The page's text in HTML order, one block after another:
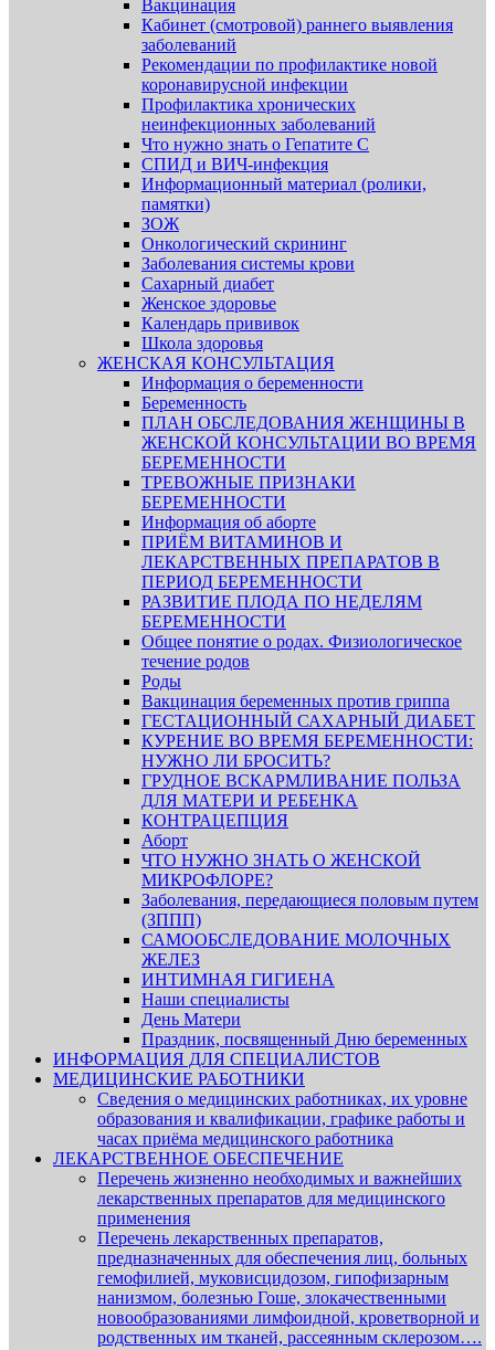
Вакцинация
Кабинет (смотровой) раннего выявления
заболеваний
Рекомендации по профилактике новой
коронавирусной инфекции
Профилактика хронических
неинфекционных заболеваний
Что нужно знать о Гепатите С
СПИД и ВИЧ-инфекция
Информационный материал (ролики,
памятки)
ЗОЖ
Онкологический скрининг
Заболевания системы крови
Сахарный диабет
Женское здоровье
Календарь прививок
Школа здоровья
ЖЕНСКАЯ КОНСУЛЬТАЦИЯ
Информация о беременности
Беременность
ПЛАН ОБСЛЕДОВАНИЯ ЖЕНЩИНЫ В
ЖЕНСКОЙ КОНСУЛЬТАЦИИ ВО ВРЕМЯ
БЕРЕМЕННОСТИ
ТРЕВОЖНЫЕ ПРИЗНАКИ
БЕРЕМЕННОСТИ
Информация об аборте
ПРИЁМ ВИТАМИНОВ И
ЛЕКАРСТВЕННЫХ ПРЕПАРАТОВ В
ПЕРИОД БЕРЕМЕННОСТИ
РАЗВИТИЕ ПЛОДА ПО НЕДЕЛЯМ
БЕРЕМЕННОСТИ
Общее понятие о родах. Физиологическое
течение родов
Роды
Вакцинация беременных против гриппа
ГЕСТАЦИОННЫЙ САХАРНЫЙ ДИАБЕТ
КУРЕНИЕ ВО ВРЕМЯ БЕРЕМЕННОСТИ:
НУЖНО ЛИ БРОСИТЬ?
ГРУДНОЕ ВСКАРМЛИВАНИЕ ПОЛЬЗА
ДЛЯ МАТЕРИ И РЕБЕНКА
КОНТРАЦЕПЦИЯ
Аборт
ЧТО НУЖНО ЗНАТЬ О ЖЕНСКОЙ
МИКРОФЛОРЕ?
Заболевания, передающиеся половым путем
(ЗППП)
САМООБСЛЕДОВАНИЕ МОЛОЧНЫХ
ЖЕЛЕЗ
ИНТИМНАЯ ГИГИЕНА
Наши специалисты
День Матери
Праздник, посвященный Дню беременных
ИНФОРМАЦИЯ ДЛЯ СПЕЦИАЛИСТОВ
МЕДИЦИНСКИЕ РАБОТНИКИ
Сведения о медицинских работниках, их уровне
образования и квалификации, графике работы и
часах приёма медицинского работника
ЛЕКАРСТВЕННОЕ ОБЕСПЕЧЕНИЕ
Перечень жизненно необходимых и важнейших
лекарственных препаратов для медицинского
применения
Перечень лекарственных препаратов,
предназначенных для обеспечения лиц, больных
гемофилией, муковисцидозом, гипофизарным
нанизмом, болезнью Гоше, злокачественными
новообразованиями лимфоидной, кроветворной и
родственных им тканей, рассеянным склерозом….